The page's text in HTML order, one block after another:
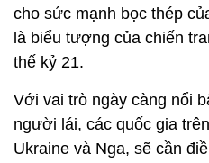
cho sức mạnh bọc thép
là biểu tượng của chiến
thế kỷ 21.
Với vai trò ngày càng nổi
người lái, các quốc gia
Ukraine và Nga, sẽ cần